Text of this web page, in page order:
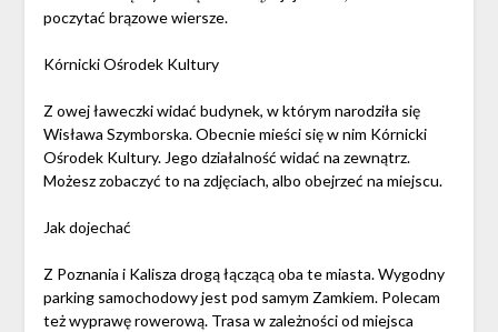
poczytać brązowe wiersze.
Kórnicki Ośrodek Kultury
Z owej ławeczki widać budynek, w którym narodziła się
Wisława Szymborska. Obecnie mieści się w nim Kórnicki
Ośrodek Kultury. Jego działalność widać na zewnątrz.
Możesz zobaczyć to na zdjęciach, albo obejrzeć na miejscu.
Jak dojechać
Z Poznania i Kalisza drogą łączącą oba te miasta. Wygodny
parking samochodowy jest pod samym Zamkiem. Polecam
też wyprawę rowerową. Trasa w zależności od miejsca